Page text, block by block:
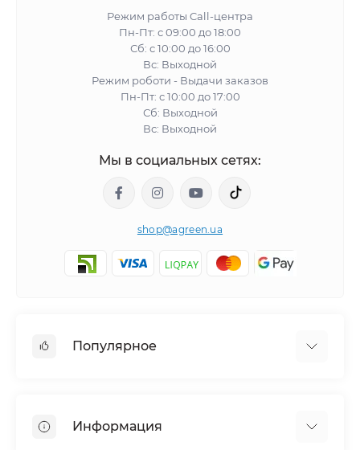
Режим работы Call-центра
Пн-Пт: с 09:00 до 18:00
Сб: с 10:00 до 16:00
Вс: Выходной
Режим роботи - Выдачи заказов
Пн-Пт: с 10:00 до 17:00
Сб: Выходной
Вс: Выходной
Мы в социальных сетях:
shop@agreen.ua
Популярное
Сетка шпалерная
Информация